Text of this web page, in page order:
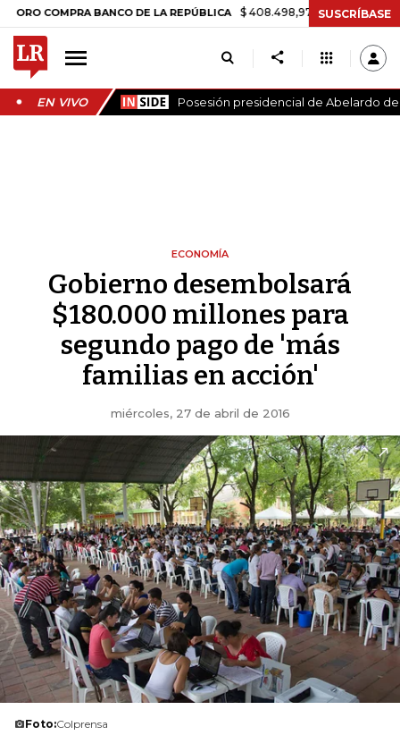
COMPRA BANCO DE LA REPÚBLICA $ 408.498,97 +$ 8.753,81 +2,19%
SUSCRÍBASE
EN VIVO Posesión presidencial de Abelardo de
ECONOMÍA
Gobierno desembolsará
$180.000 millones para
segundo pago de 'más
familias en acción'
miércoles, 27 de abril de 2016
Foto:Colprensa